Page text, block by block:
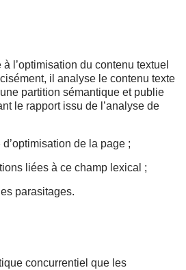
l’optimisation du contenu textuel
il analyse le contenu texte
partition sémantique et publie
le rapport issu de l’analyse de
de la page ;
liées à ce champ lexical ;
parasitages.
concurrentiel que les